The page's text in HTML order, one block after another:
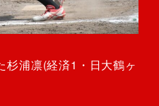
杉浦凛(経済1・日大鶴ヶ